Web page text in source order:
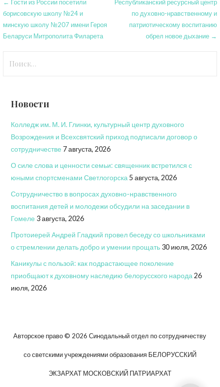
Навигация
по
записям
← Гости из России посетили
борисовскую школу №24 и
минскую школу №207 имени Героя
Беларуси Митрополита Филарета
Республиканский ресурсный центр
по духовно-нравственному и
патриотическому воспитанию
обрел новое дыхание →
Новости
Колледж им. М. И. Глинки, культурный центр духовного
Возрождения и Всехсвятский приход подписали договор о
сотрудничестве 7 августа, 2026
О силе слова и ценности семьи: священник встретился с
юными спортсменами Светлогорска 5 августа, 2026
Сотрудничество в вопросах духовно-нравственного
воспитания детей и молодежи обсудили на заседании в
Гомеле 3 августа, 2026
Протоиерей Андрей Гладкий провел беседу со школьниками
о стремлении делать добро и умении прощать 30 июля, 2026
Каникулы с пользой: как подрастающее поколение
приобщают к духовному наследию белорусского народа 26
июля, 2026
Авторское право © 2026 Синодальный отдел по сотрудничеству
со светскими учреждениями образования БЕЛОРУССКИЙ
ЭКЗАРХАТ МОСКОВСКИЙ ПАТРИАРХАТ